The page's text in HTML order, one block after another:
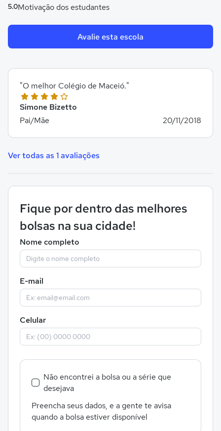
5.0Motivação dos estudantes
Avalie esta escola
Simone Bizetto
Pai/Mãe
20/11/2018
"O melhor Colégio de Maceió."
Ver todas as 1 avaliações
Fique por dentro das melhores
bolsas na sua cidade!
Nome completo
E-mail
Celular
Não encontrei a bolsa ou a série que
desejava
Preencha seus dados, e a gente te avisa
quando a bolsa estiver disponível